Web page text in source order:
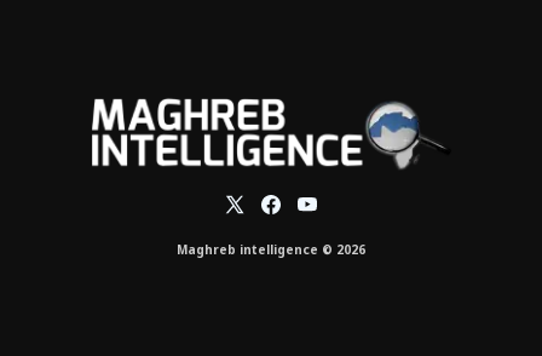
Maghreb intelligence © 2026